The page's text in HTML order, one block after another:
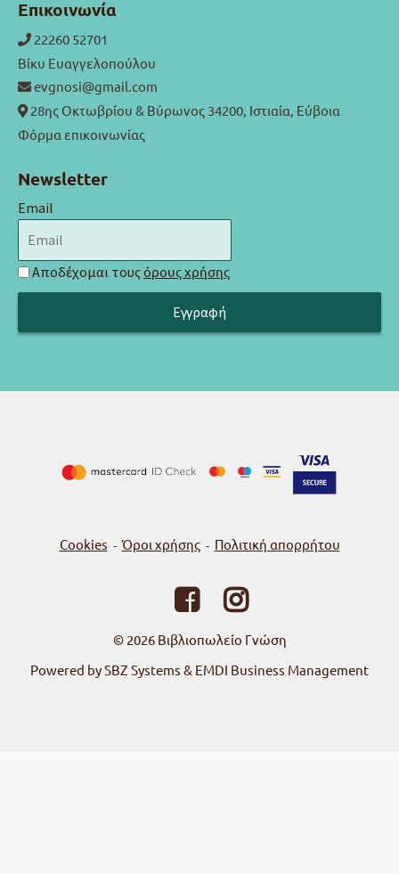
Επικοινωνία
22260 52701
Βίκυ Ευαγγελοπούλου
evgnosi@gmail.com
28ης Οκτωβρίου & Βύρωνος 34200, Ιστιαία, Εύβοια
Φόρμα επικοινωνίας
Newsletter
Email
Αποδέχομαι τους όρους χρήσης
Cookies - Όροι χρήσης - Πολιτική απορρήτου
© 2026 Βιβλιοπωλείο Γνώση
Powered by SBZ Systems & EMDI Business Management